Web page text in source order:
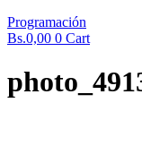
Programación
Bs.0,00 0 Cart